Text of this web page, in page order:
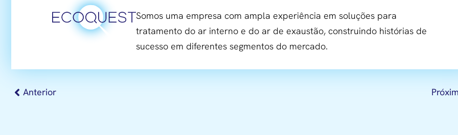
Somos uma empresa com ampla experiência em soluções para
tratamento do ar interno e do ar de exaustão, construindo histórias de
sucesso em diferentes segmentos do mercado.
Anterior